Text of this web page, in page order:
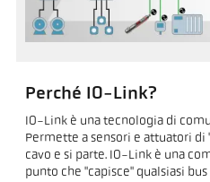
Perché IO-Link?
IO-Link è una tecnologia di
Permette a sensori e attuatori di
cavo e si parte. IO-Link è una
punto che "capisce" qualsiasi